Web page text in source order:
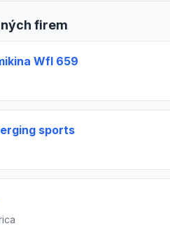
firem
Wfl 659
sports